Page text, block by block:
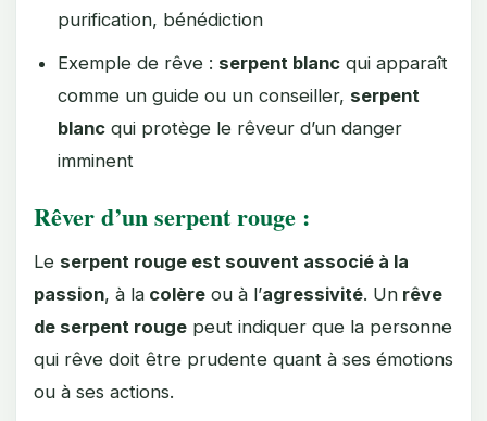
purification, bénédiction
Exemple de rêve : serpent blanc qui apparaît
comme un guide ou un conseiller, serpent
blanc qui protège le rêveur d’un danger
imminent
Rêver d’un serpent rouge :
Le serpent rouge est souvent associé à la
passion, à la colère ou à l’agressivité. Un rêve
de serpent rouge peut indiquer que la personne
qui rêve doit être prudente quant à ses émotions
ou à ses actions.